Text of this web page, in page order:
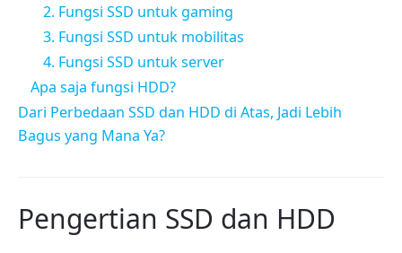
2. Fungsi SSD untuk gaming
3. Fungsi SSD untuk mobilitas
4. Fungsi SSD untuk server
Apa saja fungsi HDD?
Dari Perbedaan SSD dan HDD di Atas, Jadi Lebih
Bagus yang Mana Ya?
Pengertian SSD dan HDD